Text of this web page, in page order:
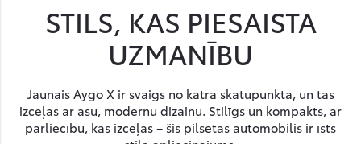
STILS, KAS PIESAISTA
UZMANĪBU
Jaunais Aygo X ir svaigs no katra skatupunkta, un tas
izceļas ar asu, modernu dizainu. Stilīgs un kompakts, ar
pārliecību, kas izceļas – šis pilsētas automobilis ir īsts